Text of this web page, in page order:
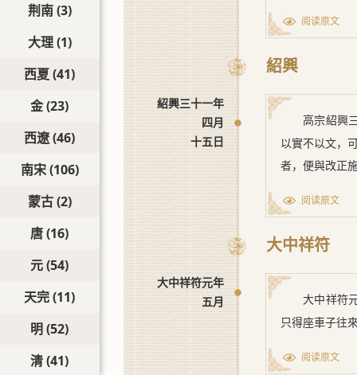
荆南(3)
大理(1)
西夏(41)
金(23)
西遼(46)
南宋(106)
蒙古(2)
唐(16)
元(54)
天完(11)
明(52)
清(41)
丈，並已了畢
阅读原文
紹興
紹興三十一年
四月
十五日
高宗紹興
以實不以文，
者，便與改正
阅读原文
大中祥符
大中祥符元年
五月
大中祥符
只得座車子往
阅读原文